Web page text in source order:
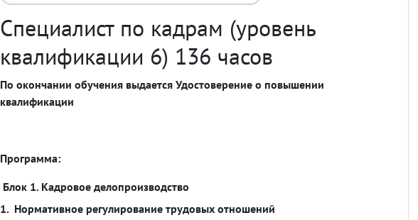
Специалист по кадрам (уровень
квалификации 6) 136 часов
По окончании обучения выдается Удостоверение о повышении
квалификации
Программа:
Блок 1. Кадровое делопроизводство
1.Нормативное регулирование трудовых отношений